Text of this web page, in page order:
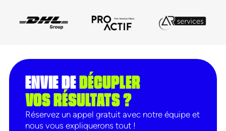
ENVIE DEDÉCUPLER
VOS RÉSULTATS ?
Réservez un appel gratuit avec notre équipe et
nous vous expliquerons tout !